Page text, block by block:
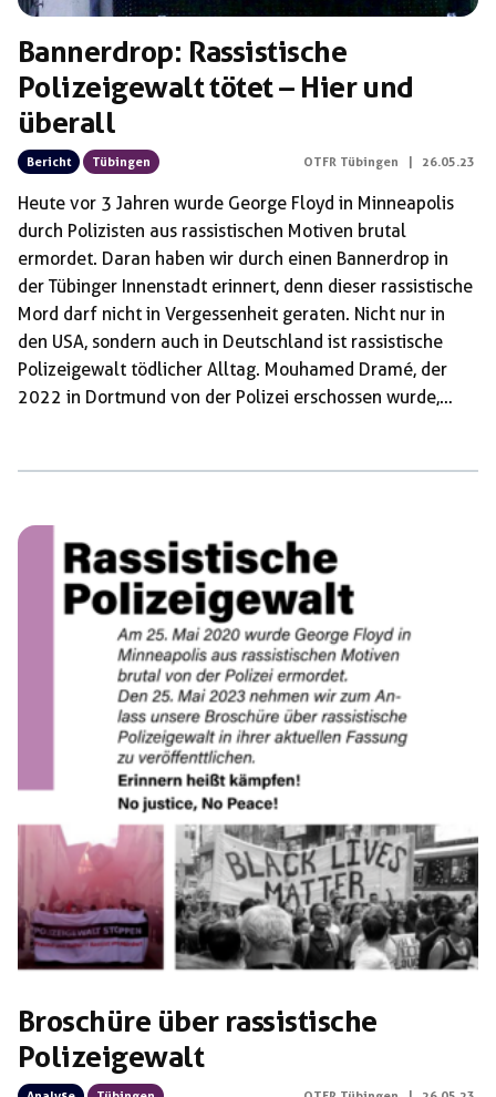
Bannerdrop: Rassistische
Polizeigewalt tötet – Hier und
überall
Bericht Tübingen OTFR Tübingen 26.05.23
Heute vor 3 Jahren wurde George Floyd in Minneapolis
durch Polizisten aus rassistischen Motiven brutal
ermordet. Daran haben wir durch einen Bannerdrop in
der Tübinger Innenstadt erinnert, denn dieser rassistische
Mord darf nicht in Vergessenheit geraten. Nicht nur in
den USA, sondern auch in Deutschland ist rassistische
Polizeigewalt tödlicher Alltag. Mouhamed Dramé, der
2022 in Dortmund von der Polizei erschossen wurde,
Einzellfälle, sie haben System! Das überrascht uns nicht,
denn die Polizei ist im Kapitalismus nicht […]
Broschüre über rassistische
Polizeigewalt